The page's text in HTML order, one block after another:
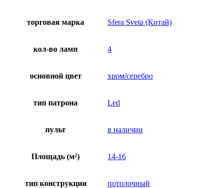
торговая марка Sfera Sveta (Китай)
кол-во ламп 4
основной цвет хром/серебро
тип патрона Led
пульт в наличии
Площадь (м²) 14-16
тип конструкции потолочный